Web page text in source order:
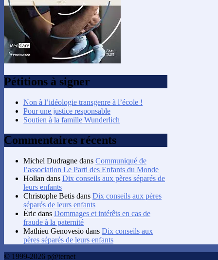
Pétitions à signer
Non à l’idéologie transgenre à l’école !
Pour une justice responsable
Soutien à la famille Wunderlich
Commentaires récents
Michel Dudragne dans Communiqué de
l’association Le Parti des Enfants du Monde
Hollan dans Dix conseils aux pères séparés de
leurs enfants
Christophe Betis dans Dix conseils aux pères
séparés de leurs enfants
Éric dans Dommages et intérêts en cas de
fraude à la paternité
Mathieu Genovesio dans Dix conseils aux
pères séparés de leurs enfants
© 1999-2026 p@ternet